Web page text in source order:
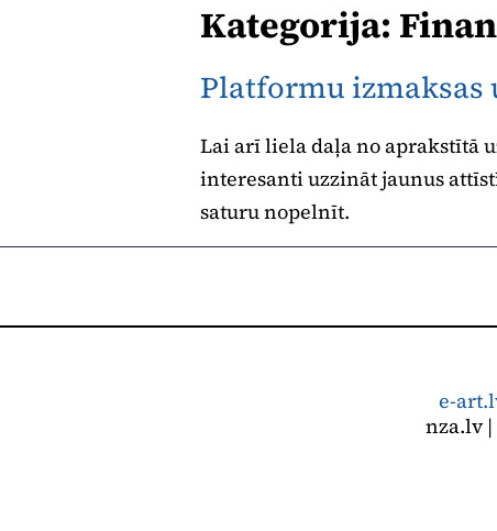
Kategorija:
Platformu izmaksas
Lai arī liela daļa no aprakstītā
interesanti uzzināt jaunus
saturu nopelnīt.
e-
nza.lv